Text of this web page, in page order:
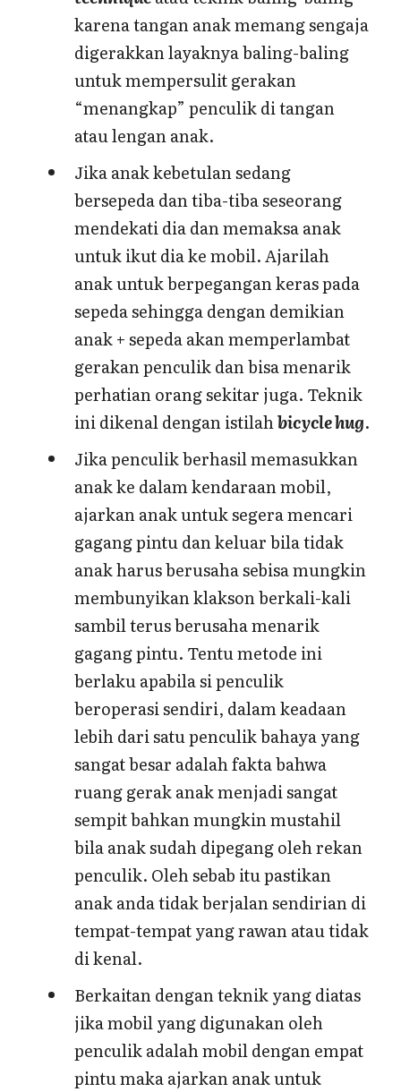
karena tangan anak memang sengaja
digerakkan layaknya baling-baling
untuk mempersulit gerakan
“menangkap” penculik di tangan
atau lengan anak.
Jika anak kebetulan sedang
bersepeda dan tiba-tiba seseorang
mendekati dia dan memaksa anak
untuk ikut dia ke mobil. Ajarilah
anak untuk berpegangan keras pada
sepeda sehingga dengan demikian
anak + sepeda akan memperlambat
gerakan penculik dan bisa menarik
perhatian orang sekitar juga. Teknik
ini dikenal dengan istilahbicycle hug.
Jika penculik berhasil memasukkan
anak ke dalam kendaraan mobil,
ajarkan anak untuk segera mencari
gagang pintu dan keluar bila tidak
anak harus berusaha sebisa mungkin
membunyikan klakson berkali-kali
sambil terus berusaha menarik
gagang pintu. Tentu metode ini
berlaku apabila si penculik
beroperasi sendiri, dalam keadaan
lebih dari satu penculik bahaya yang
sangat besar adalah fakta bahwa
ruang gerak anak menjadi sangat
sempit bahkan mungkin mustahil
bila anak sudah dipegang oleh rekan
penculik. Oleh sebab itu pastikan
anak anda tidak berjalan sendirian di
tempat-tempat yang rawan atau tidak
di kenal.
Berkaitan dengan teknik yang diatas
jika mobil yang digunakan oleh
penculik adalah mobil dengan empat
pintu maka ajarkan anak untuk